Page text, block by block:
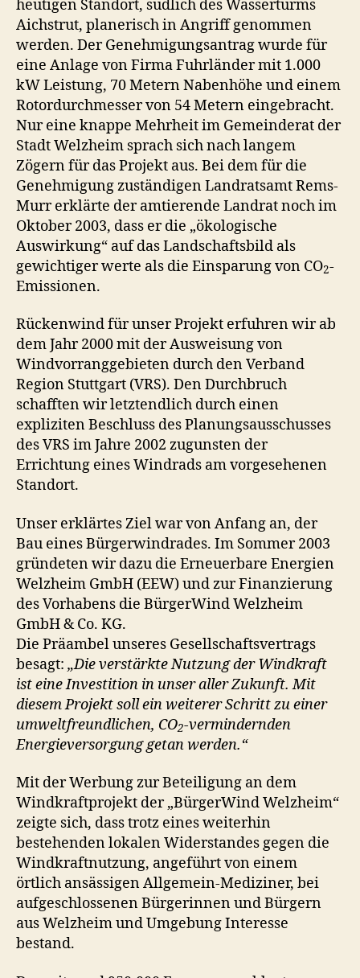
heutigen Standort, südlich des Wasserturms
Aichstrut, planerisch in Angriff genommen
werden. Der Genehmigungsantrag wurde für
eine Anlage von Firma Fuhrländer mit 1.000
kW Leistung, 70 Metern Nabenhöhe und einem
Rotordurchmesser von 54 Metern eingebracht.
Nur eine knappe Mehrheit im Gemeinderat der
Stadt Welzheim sprach sich nach langem
Zögern für das Projekt aus. Bei dem für die
Genehmigung zuständigen Landratsamt Rems-
Murr erklärte der amtierende Landrat noch im
Oktober 2003, dass er die „ökologische
Auswirkung“ auf das Landschaftsbild als
gewichtiger werte als die Einsparung von CO2-
Emissionen.
Rückenwind für unser Projekt erfuhren wir ab
dem Jahr 2000 mit der Ausweisung von
Windvorranggebieten durch den Verband
Region Stuttgart (VRS). Den Durchbruch
schafften wir letztendlich durch einen
expliziten Beschluss des Planungsausschusses
des VRS im Jahre 2002 zugunsten der
Errichtung eines Windrads am vorgesehenen
Standort.
Unser erklärtes Ziel war von Anfang an, der
Bau eines Bürgerwindrades. Im Sommer 2003
gründeten wir dazu die Erneuerbare Energien
Welzheim GmbH (EEW) und zur Finanzierung
des Vorhabens die BürgerWind Welzheim
GmbH & Co. KG.
Die Präambel unseres Gesellschaftsvertrags
besagt: „Die verstärkte Nutzung der Windkraft
ist eine Investition in unser aller Zukunft. Mit
diesem Projekt soll ein weiterer Schritt zu einer
umweltfreundlichen, CO2-vermindernden
Energieversorgung getan werden.“
Mit der Werbung zur Beteiligung an dem
Windkraftprojekt der „BürgerWind Welzheim“
zeigte sich, dass trotz eines weiterhin
bestehenden lokalen Widerstandes gegen die
Windkraftnutzung, angeführt von einem
örtlich ansässigen Allgemein-Mediziner, bei
aufgeschlossenen Bürgerinnen und Bürgern
aus Welzheim und Umgebung Interesse
bestand.